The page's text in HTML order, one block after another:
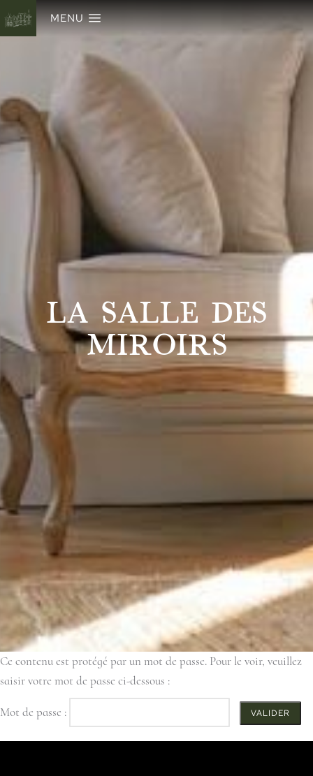
MENU
LA SALLE DES
MIROIRS
Ce contenu est protégé par un mot de passe. Pour le voir, veuillez
saisir votre mot de passe ci-dessous :
Mot de passe :